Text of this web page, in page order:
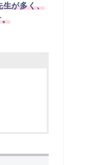
生が多く、
。